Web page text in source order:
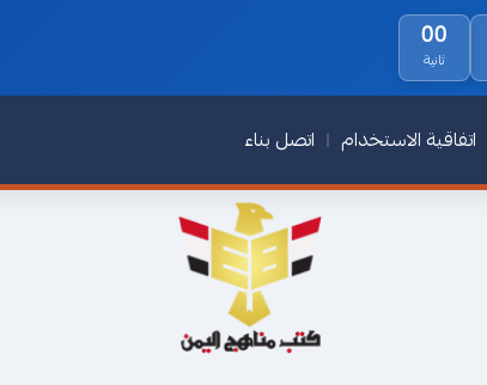
اتفاقية الاستخدام اتصل بناء
00
ثانية